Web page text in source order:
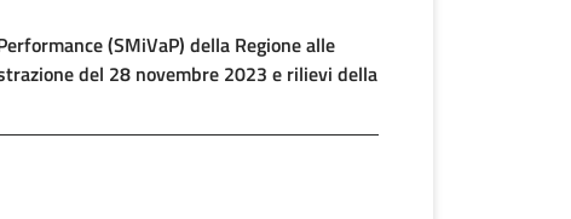
(SMiVaP) della Regione alle
del 28 novembre 2023 e rilievi della